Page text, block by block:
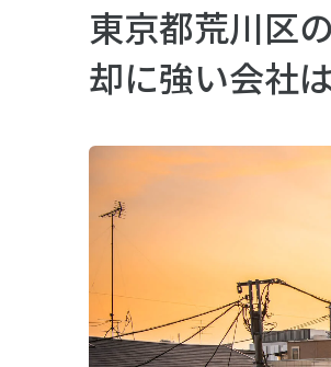
東京都荒川区
却に強い会社